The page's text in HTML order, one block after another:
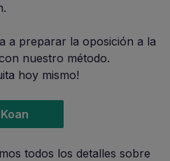
a preparar la oposición a la
nuestro método.
hoy mismo!
todos los detalles sobre